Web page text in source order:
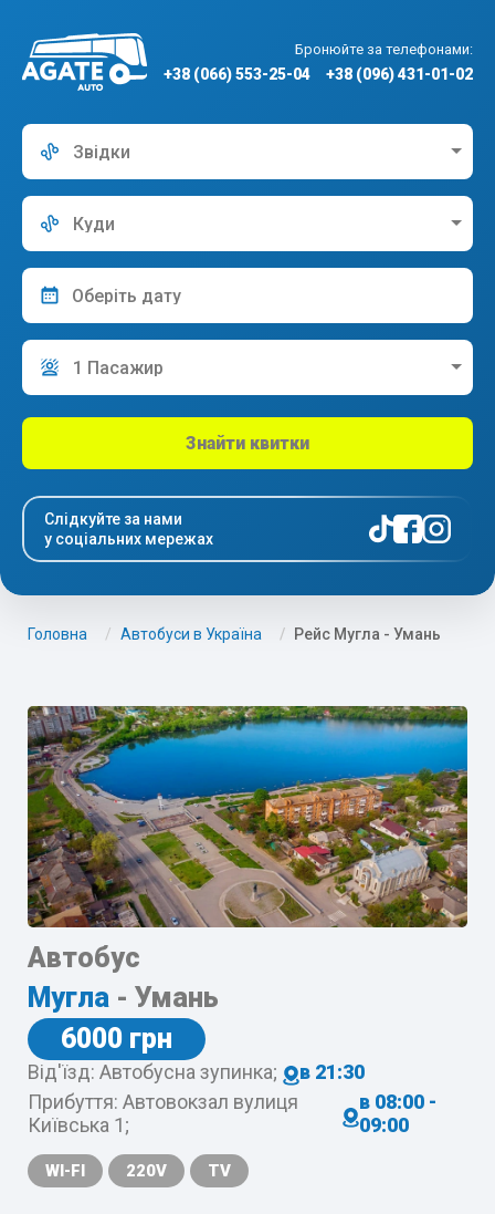
Бронюйте за телефонами:
+38 (066) 553-25-04 +38 (096) 431-01-02
Звідки
Куди
1 Пасажир
Знайти квитки
Слідкуйте за нами
у соціальних мережах
Головна Автобуси в Україна Рейс Мугла - Умань
Автобус
Мугла - Умань
6000 грн
Від'їзд: Автобусна зупинка;
в 21:30
Прибуття: Автовокзал вулиця
Київська 1;
в 08:00 -
09:00
WI-FI 220V TV